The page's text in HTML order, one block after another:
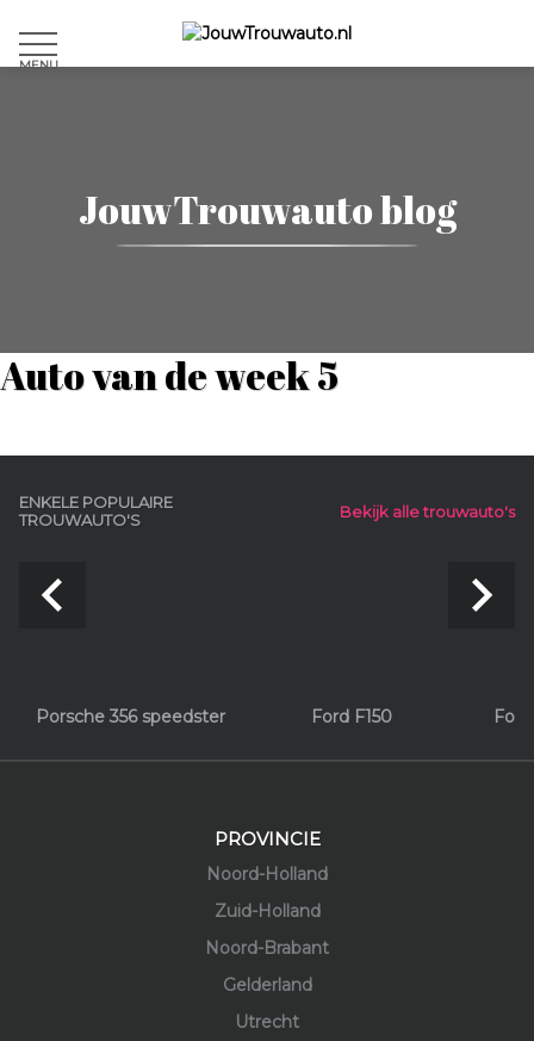
MENU
JouwTrouwauto blog
Auto van de week 5
ENKELE POPULAIRE
TROUWAUTO'S
Bekijk alle trouwauto's
Porsche 356 speedster Ford F150
navigate_before navigate_next
PROVINCIE
Noord-Holland
Zuid-Holland
Noord-Brabant
Gelderland
Utrecht